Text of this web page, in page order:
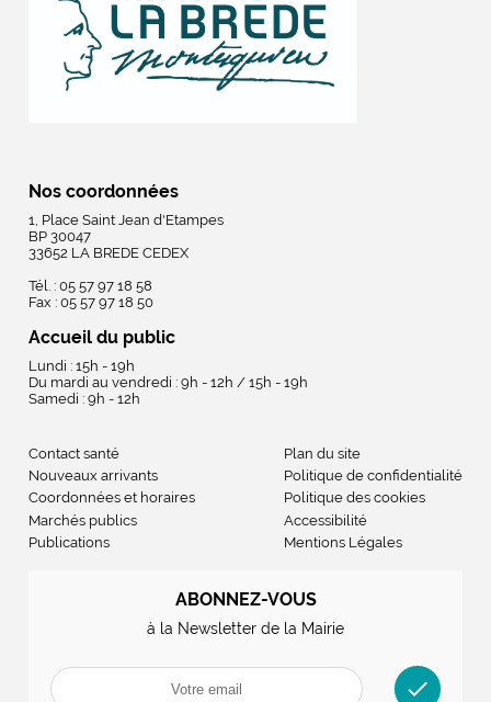
Nos coordonnées
1, Place Saint Jean d'Etampes
BP 30047
33652 LA BREDE CEDEX
Tél. : 05 57 97 18 58
Fax : 05 57 97 18 50
Accueil du public
Lundi : 15h - 19h
Du mardi au vendredi : 9h - 12h / 15h - 19h
Samedi : 9h - 12h
Contact santé
Nouveaux arrivants
Coordonnées et horaires
Marchés publics
Publications
Plan du site
Politique de confidentialité
Politique des cookies
Accessibilité
Mentions Légales
ABONNEZ-VOUS
à la Newsletter de la Mairie
check